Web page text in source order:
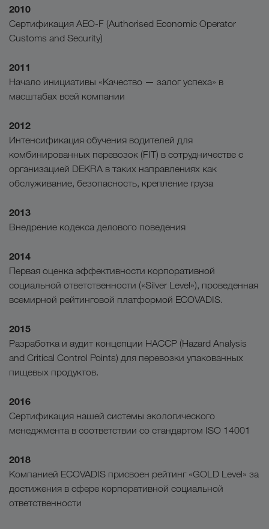
2010
Сертификация AEO-F (Authorised Economic Operator
Customs and Security)
2011
Начало инициативы «Качество — залог успеха» в
масштабах всей компании
2012
Интенсификация обучения водителей для
комбинированных перевозок (FIT) в сотрудничестве с
организацией DEKRA в таких направлениях как
обслуживание, безопасность, крепление груза
2013
Внедрение кодекса делового поведения
2014
Первая оценка эффективности корпоративной
социальной ответственности («Silver Level»), проведенная
всемирной рейтинговой платформой ECOVADIS.
2015
Разработка и аудит концепции HACCP (Hazard Analysis
and Critical Control Points) для перевозки упакованных
пищевых продуктов.
2016
Сертификация нашей системы экологического
менеджмента в соответствии со стандартом ISO 14001
2018
Компанией ECOVADIS присвоен рейтинг «GOLD Level» за
достижения в сфере корпоративной социальной
ответственности